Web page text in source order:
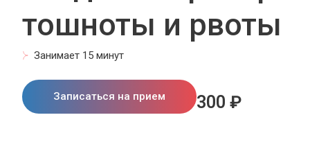
тошноты и рвоты
Занимает 15 минут
Записаться на прием 300 ₽